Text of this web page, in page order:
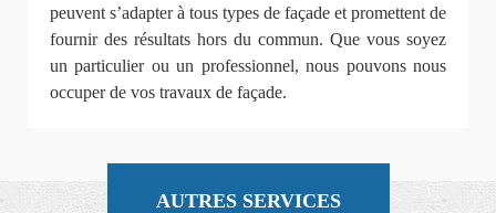
peuvent s’adapter à tous types de façade et promettent de
fournir des résultats hors du commun. Que vous soyez
un particulier ou un professionnel, nous pouvons nous
occuper de vos travaux de façade.
AUTRES SERVICES